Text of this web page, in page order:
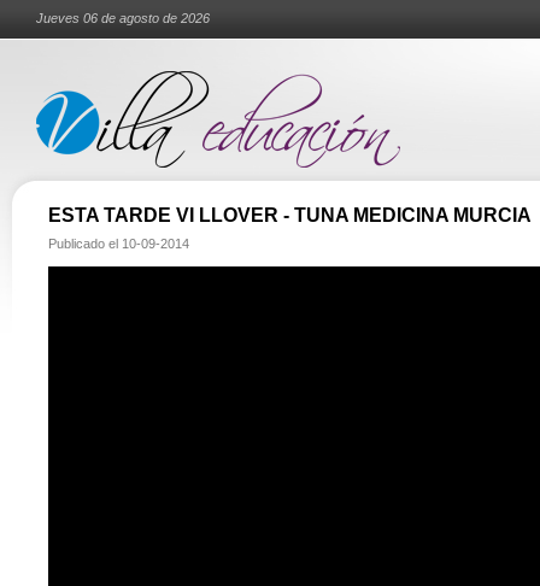
Jueves 06 de agosto de 2026
ESTA TARDE VI LLOVER - TUNA MEDICINA MURCIA
Publicado el 10-09-2014